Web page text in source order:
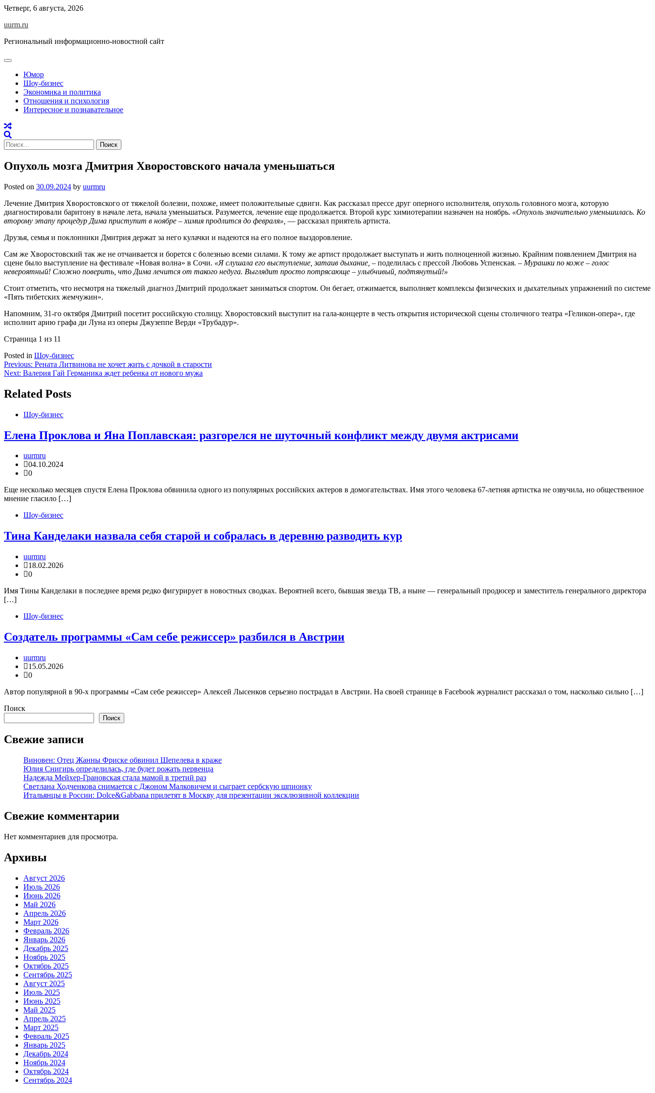
Skip
content
Четверг, 6 августа, 2026
uurm.ru
Региональный информационно-новостной сайт
Юмор
Шоу-бизнес
Экономика и политика
Отношения и психология
Интересное и познавательное
Найти:
Опухоль мозга Дмитрия Хворостовского начала уменьшаться
Posted on 30.09.2024 by uurmru
Лечение Дмитрия Хворостовского от тяжелой болезни, похоже, имеет положительные сдвиги. Как рассказал прессе друг оперного исполнителя, опухоль головного мозга, которую
диагностировали баритону в начале лета, начала уменьшаться. Разумеется, лечение еще продолжается. Второй курс химиотерапии назначен на ноябрь. «Опухоль значительно уменьшилась. Ко
второму этапу процедур Дима приступит в ноябре – химия продлится до февраля», — рассказал приятель артиста.
Друзья, семья и поклонники Дмитрия держат за него кулачки и надеются на его полное выздоровление.
Сам же Хворостовский так же не отчаивается и борется с болезнью всеми силами. К тому же артист продолжает выступать и жить полноценной жизнью. Крайним появлением Дмитрия на
сцене было выступление на фестивале «Новая волна» в Сочи. «Я слушала его выступление, затаив дыхание, – поделилась с прессой Любовь Успенская. – Мурашки по коже – голос
невероятный! Сложно поверить, что Дима лечится от такого недуга. Выглядит просто потрясающе – улыбчивый, подтянутый!»
Стоит отметить, что несмотря на тяжелый диагноз Дмитрий продолжает заниматься спортом. Он бегает, отжимается, выполняет комплексы физических и дыхательных упражнений по системе
«Пять тибетских жемчужин».
Напомним, 31-го октября Дмитрий посетит российскую столицу. Хворостовский выступит на гала-концерте в честь открытия исторической сцены столичного театра «Геликон-опера», где
исполнит арию графа ди Луна из оперы Джузеппе Верди «Трубадур».
Страница 1 из 11
Posted in Шоу-бизнес
Навигация
по
записям
Previous: Рената Литвинова не хочет жить с дочкой в старости
Next: Валерия Гай Германика ждет ребенка от нового мужа
Related Posts
Шоу-бизнес
Елена Проклова и Яна Поплавская: разгорелся не шуточный конфликт между двумя актрисами
uurmru
04.10.2024
0
Еще несколько месяцев спустя Елена Проклова обвинила одного из популярных российских актеров в домогательствах. Имя этого человека 67-летняя артистка не озвучила, но общественное
мнение гласило […]
Шоу-бизнес
Тина Канделаки назвала себя старой и собралась в деревню разводить кур
uurmru
18.02.2026
0
Имя Тины Канделаки в последнее время редко фигурирует в новостных сводках. Вероятней всего, бывшая звезда ТВ, а ныне — генеральный продюсер и заместитель генерального директора
[…]
Шоу-бизнес
Создатель программы «Сам себе режиссер» разбился в Австрии
uurmru
15.05.2026
0
Автор популярной в 90-х программы «Сам себе режиссер» Алексей Лысенков серьезно пострадал в Австрии. На своей странице в Facebook журналист рассказал о том, насколько сильно […]
Поиск
Поиск
Свежие записи
Виновен: Отец Жанны Фриске обвинил Шепелева в краже
Юлия Снигирь определилась, где будет рожать первенца
Надежда Мейхер-Грановская стала мамой в третий раз
Светлана Ходченкова снимается с Джоном Малковичем и сыграет сербскую шпионку
Итальянцы в России: Dolce&Gabbana прилетят в Москву для презентации эксклюзивной коллекции
Свежие комментарии
Нет комментариев для просмотра.
Архивы
Август 2026
Июль 2026
Июнь 2026
Май 2026
Апрель 2026
Март 2026
Февраль 2026
Январь 2026
Декабрь 2025
Ноябрь 2025
Октябрь 2025
Сентябрь 2025
Август 2025
Июль 2025
Июнь 2025
Май 2025
Апрель 2025
Март 2025
Февраль 2025
Январь 2025
Декабрь 2024
Ноябрь 2024
Октябрь 2024
Сентябрь 2024